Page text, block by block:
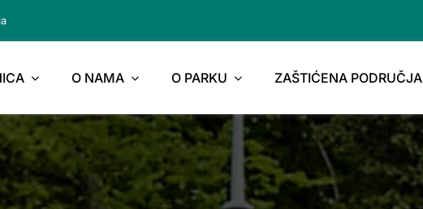
O NAMA O PARKU ZAŠTIĆENA PODRUČJA